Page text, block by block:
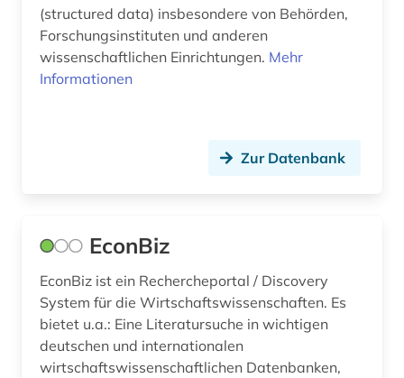
anthropologie (4)
anthroposophische medizin (1)
anwalt (1)
aquakultur (1)
aquarell (1)
arabisch (5)
Oesterreich (47)
Osmanisches Reich (2)
Polen (27)
Portugal (2)
Roemisches Reich (2)
(structured data) insbesondere von Behörden,
Forschungsinstituten und anderen
wissenschaftlichen Einrichtungen. Mehr
Informationen
Zur Datenbank
EconBiz
EconBiz ist ein Rechercheportal / Discovery
System für die Wirtschaftswissenschaften. Es
bietet u.a.: Eine Literatursuche in wichtigen
deutschen und internationalen
wirtschaftswissenschaftlichen Datenbanken,